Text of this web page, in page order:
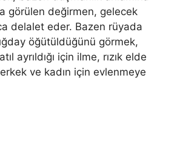
görülen değirmen, gelecek
delalet eder. Bazen rüyada
öğütüldüğünü görmek,
ayrıldığı için ilme, rızık elde
ve kadın için evlenmeye